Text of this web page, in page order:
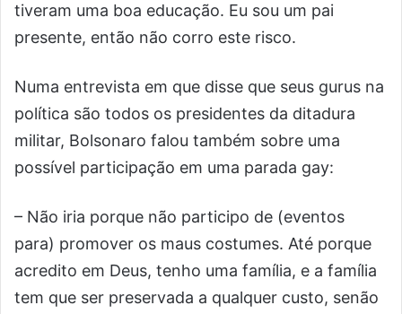
tiveram uma boa educação. Eu sou um pai
presente, então não corro este risco.
Numa entrevista em que disse que seus gurus na
política são todos os presidentes da ditadura
militar, Bolsonaro falou também sobre uma
possível participação em uma parada gay:
– Não iria porque não participo de (eventos
para) promover os maus costumes. Até porque
acredito em Deus, tenho uma família, e a família
tem que ser preservada a qualquer custo, senão